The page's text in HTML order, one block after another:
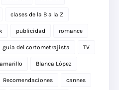
clases de la B a la Z
publicidad romance
guia del cortometrajista TV
Blanca López
Recomendaciones cannes